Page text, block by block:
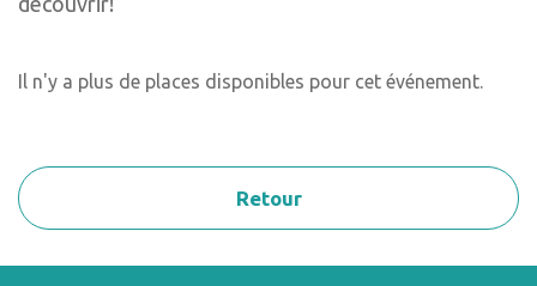
Il n'y a plus de places disponibles pour cet événement.
Retour